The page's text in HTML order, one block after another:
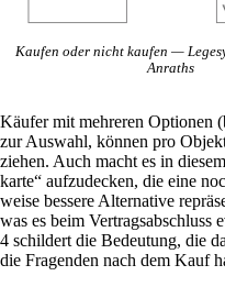
Kaufen oder nicht kaufen —
Anraths
Käufer mit meh­reren Optionen
zur Aus­wahl, können pro
ziehen. Auch macht es in
karte“ auf­zu­decken, die eine
weise bes­sere Alter­na­tive
was es beim Ver­trags­ab­schluss
4 schil­dert die Bedeu­tung, die
die Fra­genden nach dem Kauf